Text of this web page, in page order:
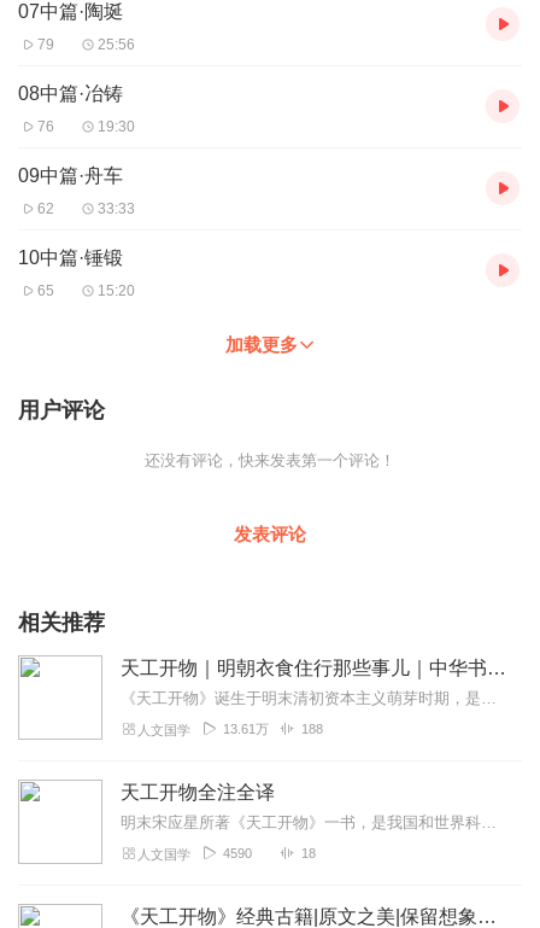
07中篇·陶埏
79 25:56
08中篇·冶铸
76 19:30
09中篇·舟车
62 33:33
10中篇·锤锻
65 15:20
加载更多
用户评论
还没有评论，快来发表第一个评论！
发表评论
相关推荐
天工开物｜明朝衣食住行那些事儿｜中华书局白话经典
《天工开物》诞生于明末清初资本主义萌芽时期，是当时经世致用这一实学思潮的产物，被誉为中国十七世纪的生产工艺百科全书。全书按照食、衣、住、行、用的大体顺序编写，从...
人文国学 13.61万 188
天工开物全注全译
明末宋应星所著《天工开物》一书，是我国和世界科技目前一部有关农业和手工业技术的百科全书式的重要文献。共三卷十八篇，收录了农业、手工业等30多个行业、130多项生...
人文国学 4590 18
《天工开物》经典古籍|原文之美|保留想象空间68